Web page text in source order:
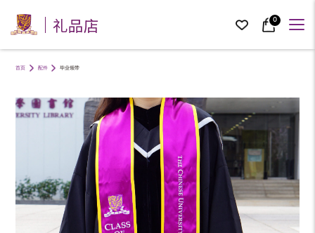
礼品店 0
首页 配件 毕业领带